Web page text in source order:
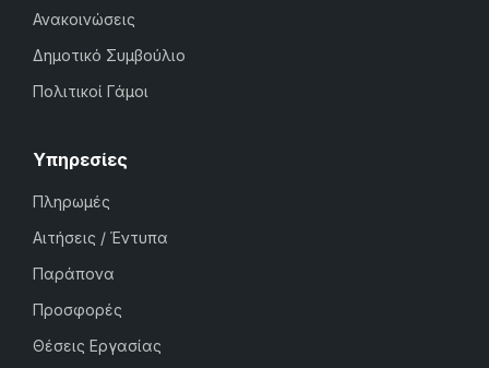
Ανακοινώσεις
Δημοτικό Συμβούλιο
Πολιτικοί Γάμοι
Υπηρεσίες
Πληρωμές
Αιτήσεις / Έντυπα
Παράπονα
Προσφορές
Θέσεις Εργασίας